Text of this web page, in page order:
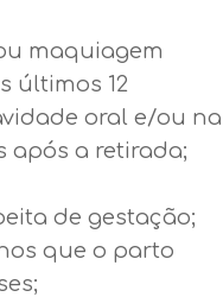
maquiagem
últimos 12
oral e/ou na
após a retirada;
de gestação;
que o parto